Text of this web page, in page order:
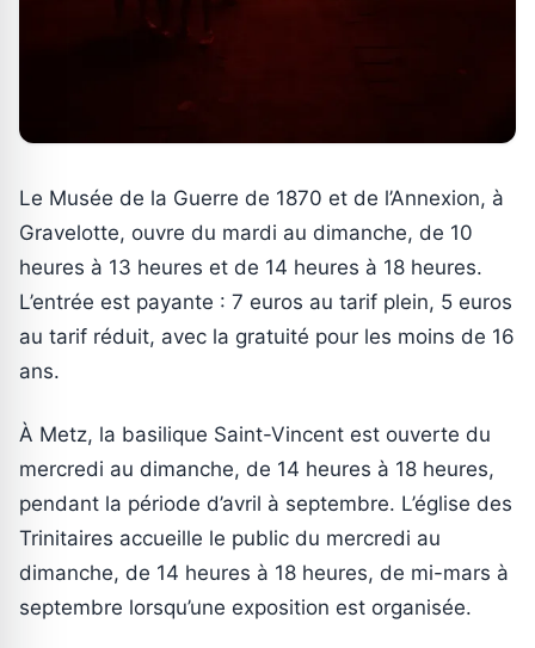
Le Musée de la Guerre de 1870 et de l’Annexion, à
Gravelotte, ouvre du mardi au dimanche, de 10
heures à 13 heures et de 14 heures à 18 heures.
L’entrée est payante : 7 euros au tarif plein, 5 euros
au tarif réduit, avec la gratuité pour les moins de 16
ans.
À Metz, la basilique Saint-Vincent est ouverte du
mercredi au dimanche, de 14 heures à 18 heures,
pendant la période d’avril à septembre. L’église des
Trinitaires accueille le public du mercredi au
dimanche, de 14 heures à 18 heures, de mi-mars à
septembre lorsqu’une exposition est organisée.